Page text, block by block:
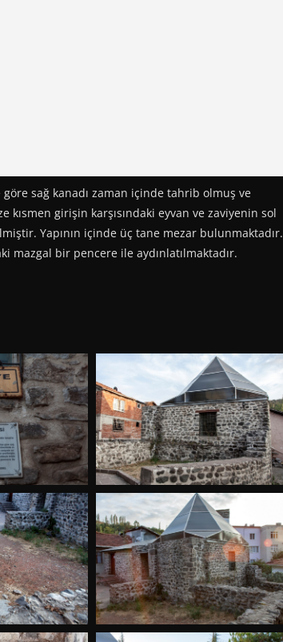
sağ kanadı zaman içinde tahrib olmuş ve
kısmen girişin karşısındaki eyvan ve zaviyenin sol
Yapının içinde üç tane mezar bulunmaktadır.
mazgal bir pencere ile aydınlatılmaktadır.